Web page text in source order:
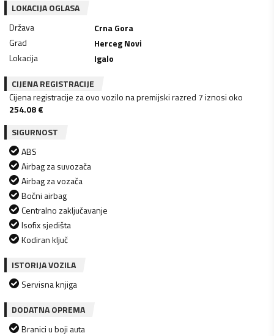
LOKACIJA OGLASA
Država
Crna Gora
Grad
Herceg Novi
Lokacija
Igalo
CIJENA REGISTRACIJE
Cijena registracije za ovo vozilo na premijski razred 7 iznosi oko
254.08€
SIGURNOST
ABS
Airbag za suvozača
Airbag za vozača
Bočni airbag
Centralno zaključavanje
Isofix sjedišta
Kodiran ključ
ISTORIJA VOZILA
Servisna knjiga
DODATNA OPREMA
Branici u boji auta